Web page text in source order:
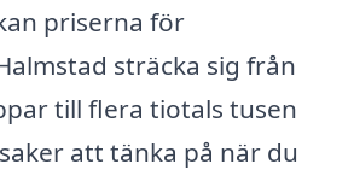
priserna för
sträcka sig från
till flera tiotals tusen
att tänka på när du